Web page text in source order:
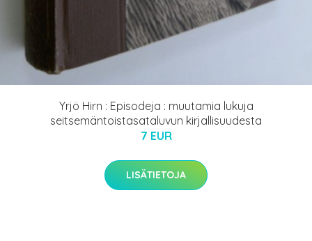
Yrjö Hirn : Episodeja : muutamia lukuja
seitsemäntoistasataluvun kirjallisuudesta
7 EUR
LISÄTIETOJA